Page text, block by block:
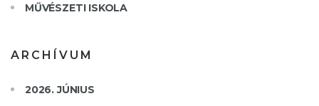
MŰVÉSZETI ISKOLA
ARCHÍVUM
2026. JÚNIUS